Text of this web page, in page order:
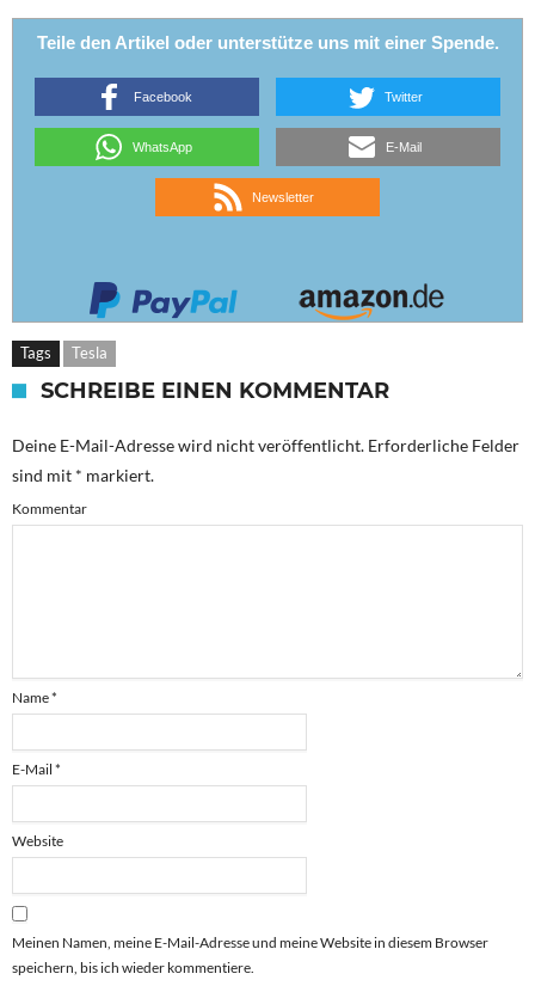
Teile den Artikel oder unterstütze uns mit einer Spende.
Facebook Twitter
WhatsApp E-Mail
Newsletter
Tags Tesla
SCHREIBE EINEN KOMMENTAR
Deine E-Mail-Adresse wird nicht veröffentlicht. Erforderliche Felder
sind mit * markiert.
Kommentar
Name*
E-Mail *
Website
Meinen Namen, meine E-Mail-Adresse und meine Website in diesem Browser
speichern, bis ich wieder kommentiere.